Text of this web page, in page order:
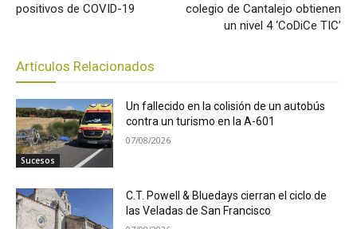
positivos de COVID-19
colegio de Cantalejo obtienen
un nivel 4 ‘CoDiCe TIC’
Artículos Relacionados
Sucesos
Un fallecido en la colisión de un autobús
contra un turismo en la A-601
07/08/2026
C.T. Powell & Bluedays cierran el ciclo de
las Veladas de San Francisco